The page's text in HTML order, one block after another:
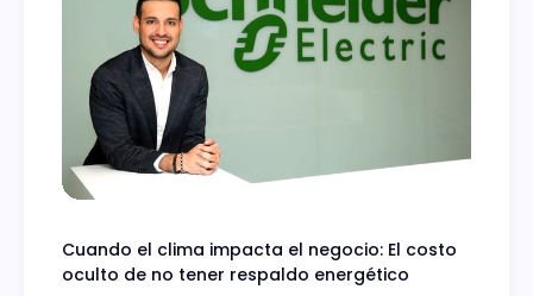
Cuando el clima impacta el negocio: El costo
oculto de no tener respaldo energético